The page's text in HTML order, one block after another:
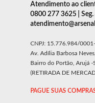
Atendimento ao
0800 277 3625 | Seg.
CNPJ: 15.776.984/
Av. Adília Barbosa
Bairro do Portão, Arujá -
(RETIRADA DE
PAGUE SUAS